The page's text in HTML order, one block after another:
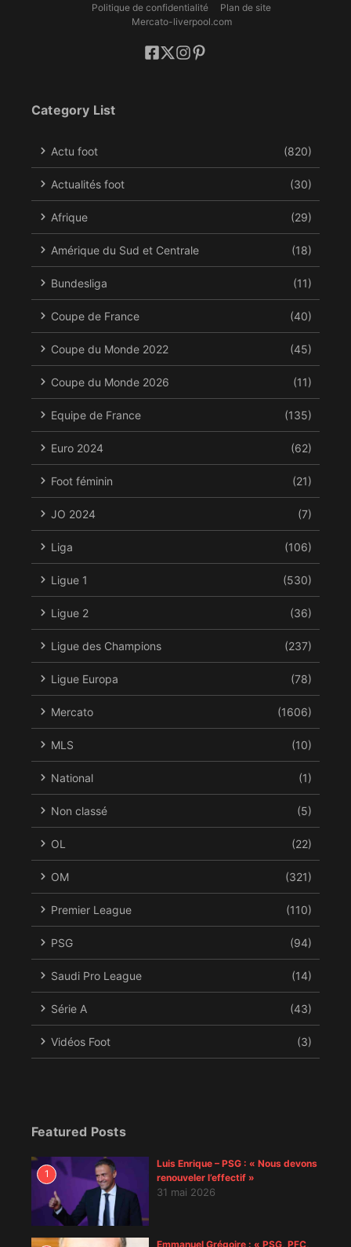
Politique de confidentialité
Plan de site
Mercato-liverpool.com
Category List
Actu foot (820)
Actualités foot (30)
Afrique (29)
Amérique du Sud et Centrale (18)
Bundesliga (11)
Coupe de France (40)
Coupe du Monde 2022 (45)
Coupe du Monde 2026 (11)
Equipe de France (135)
Euro 2024 (62)
Foot féminin (21)
JO 2024 (7)
Liga (106)
Ligue 1 (530)
Ligue 2 (36)
Ligue des Champions (237)
Ligue Europa (78)
Mercato (1606)
MLS (10)
National (1)
Non classé (5)
OL (22)
OM (321)
Premier League (110)
PSG (94)
Saudi Pro League (14)
Série A (43)
Vidéos Foot (3)
Featured Posts
1
Luis Enrique – PSG : « Nous devons
renouveler l’effectif »
31 mai 2026
Emmanuel Grégoire : « PSG, PFC,